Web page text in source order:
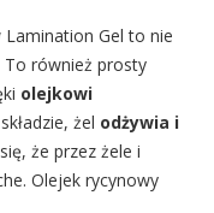
Gel to nie
również prosty
olejkowi
żel odżywia i
że przez żele i
Olejek rycynowy